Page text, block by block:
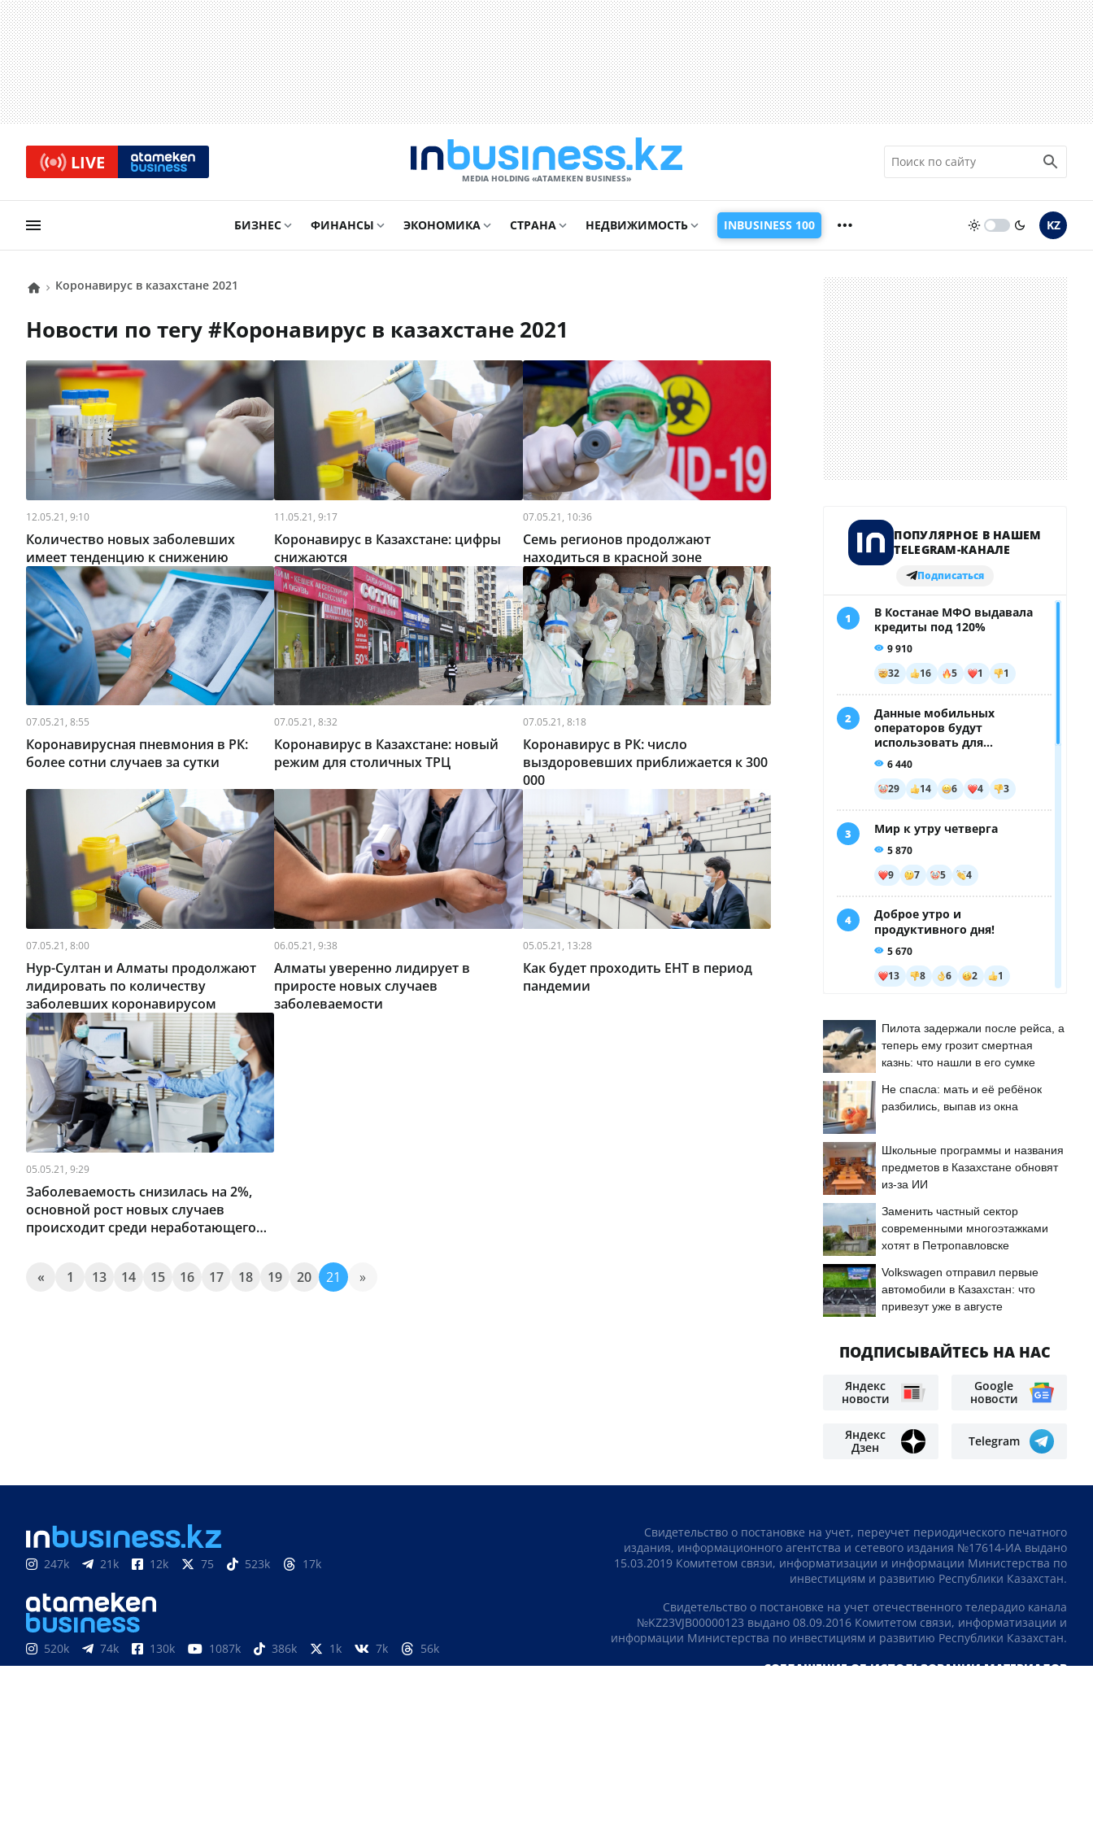
LIVE
MEDIA HOLDING «ATAMEKЕN BUSINESS»
БИЗНЕС ФИНАНСЫ ЭКОНОМИКА СТРАНА НЕДВИЖИМОСТЬ INBUSINESS 100 KZ
коронавирус в казахстане 2021
Новости по тегу # коронавирус в казахстане 2021
12.05.21, 9:10
Количество новых заболевших
имеет тенденцию к снижению
11.05.21, 9:17
Коронавирус в Казахстане: цифры
снижаются
07.05.21, 10:36
Семь регионов продолжают
находиться в красной зоне
07.05.21, 8:55
Коронавирусная пневмония в РК:
более сотни случаев за сутки
07.05.21, 8:32
Коронавирус в Казахстане: новый
режим для столичных ТРЦ
07.05.21, 8:18
Коронавирус в РК: число
выздоровевших приближается к 300
000
07.05.21, 8:00
Нур-Султан и Алматы продолжают
лидировать по количеству
заболевших коронавирусом
06.05.21, 9:38
Алматы уверенно лидирует в
приросте новых случаев
заболеваемости
05.05.21, 13:28
Как будет проходить ЕНТ в период
пандемии
05.05.21, 9:29
Заболеваемость снизилась на 2%,
основной рост новых случаев
происходит среди неработающего
«
1 13 14 15 16 17 18 19 20 21 »
Пилота задержали после рейса, а
теперь ему грозит смертная
казнь: что нашли в его сумке
Не спасла: мать и её ребёнок
разбились, выпав из окна
Школьные программы и названия
предметов в Казахстане обновят
из-за ИИ
Заменить частный сектор
современными многоэтажками
хотят в Петропавловске
Volkswagen отправил первые
автомобили в Казахстан: что
привезут уже в августе
ПОДПИСЫВАЙТЕСЬ НА НАС
Яндекс
новости
Google
новости
Яндекс
Дзен
Telegram
247k 21k 12k 75 523k 17k
520k 74k 130k 1087k 386k 1k 7k 56k
Свидетельство о постановке на учет, переучет периодического печатного
издания, информационного агентства и сетевого издания №17614-ИА выдано
15.03.2019 Комитетом связи, информатизации и информации Министерства по
инвестициям и развитию Республики Казахстан.
Свидетельство о постановке на учет отечественного телерадио канала
№KZ23VJB00000123 выдано 08.09.2016 Комитетом связи, информатизации и
информации Министерства по инвестициям и развитию Республики Казахстан.
СОГЛАШЕНИЕ ОБ ИСПОЛЬЗОВАНИИ МАТЕРИАЛОВ